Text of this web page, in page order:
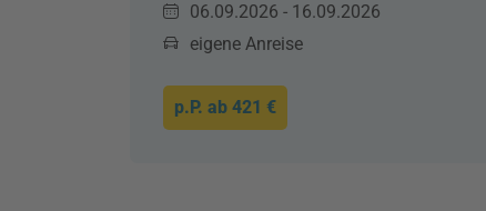
06.09.2026 - 16.09.2026
eigene Anreise
p.P. ab 421 €